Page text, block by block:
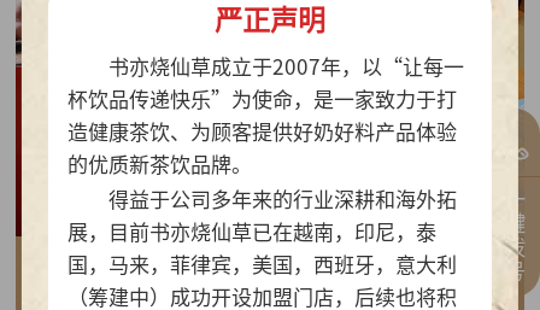
一键拨号
2026-07-30
严正声明
书亦烧仙草成立于2007年，以“让每一
杯饮品传递快乐”为使命，是一家致力于打
造健康茶饮、为顾客提供好奶好料产品体验
的优质新茶饮品牌。
得益于公司多年来的行业深耕和海外拓
展，目前书亦烧仙草已在越南，印尼，泰
国，马来，菲律宾，美国，西班牙，意大利
（筹建中）成功开设加盟门店，后续也将积